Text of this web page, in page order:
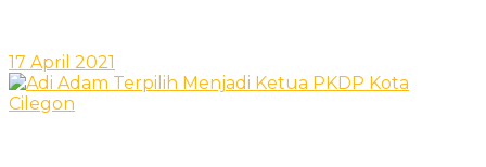
17 April 2021